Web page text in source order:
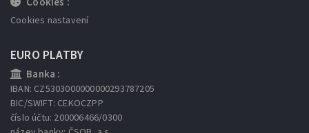
Cookies nastavení
EURO PLATBY
Banka :
IBAN: CZ5303000000000293787205
BIC/SWIFT: CEKOCZPP
číslo účtu: 200006466/0300